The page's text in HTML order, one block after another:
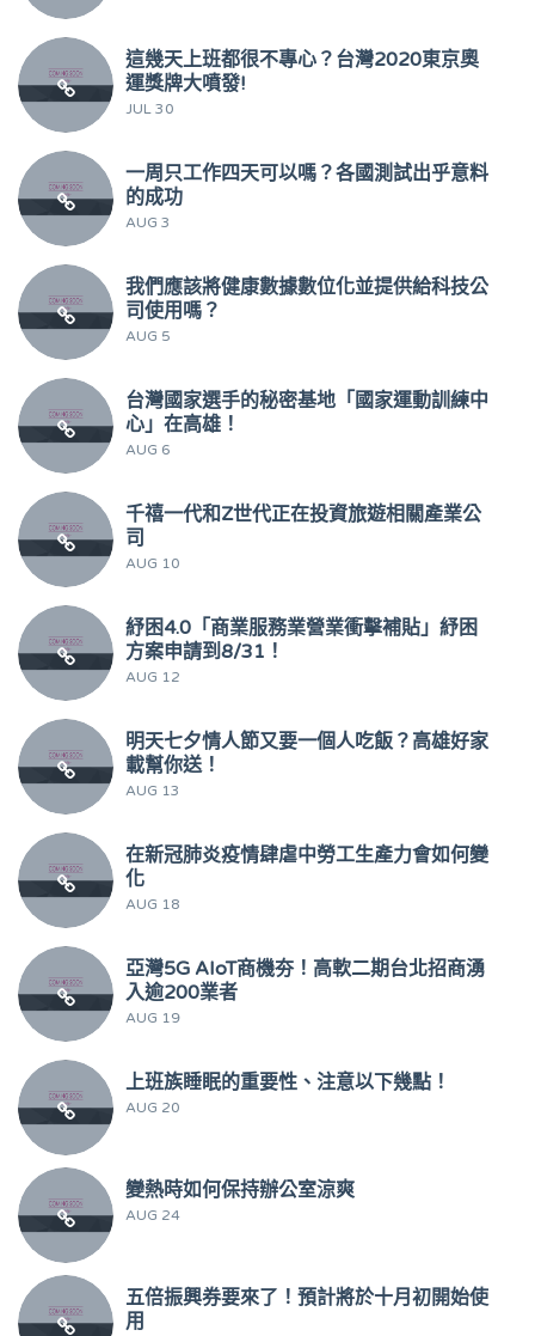
這幾天上班都很不專心？台灣2020東京奧
運獎牌大噴發!
JUL 30
一周只工作四天可以嗎？各國測試出乎意料
的成功
AUG 3
我們應該將健康數據數位化並提供給科技公
司使用嗎？
AUG 5
台灣國家選手的秘密基地「國家運動訓練中
心」在高雄！
AUG 6
千禧一代和Z世代正在投資旅遊相關產業公
司
AUG 10
紓困4.0「商業服務業營業衝擊補貼」紓困
方案申請到8/31！
AUG 12
明天七夕情人節又要一個人吃飯？高雄好家
載幫你送！
AUG 13
在新冠肺炎疫情肆虐中勞工生產力會如何變
化
AUG 18
亞灣5G AIoT商機夯！高軟二期台北招商湧
入逾200業者
AUG 19
上班族睡眠的重要性、注意以下幾點！
AUG 20
變熱時如何保持辦公室涼爽
AUG 24
五倍振興券要來了！預計將於十月初開始使
用